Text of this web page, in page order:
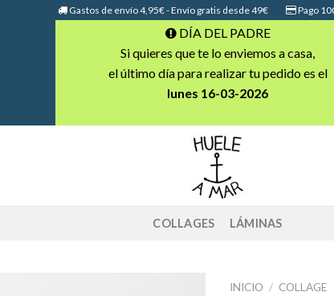
Gastos de envío 4,95€ - Envío gratis desde 49€ Pago
DÍA DEL PADRE
Si quieres que te lo enviemos a casa,
el último día para realizar tu pedido es el
lunes 16-03-2026
COLLAGES LÁMINAS
INICIO / COLLAGE